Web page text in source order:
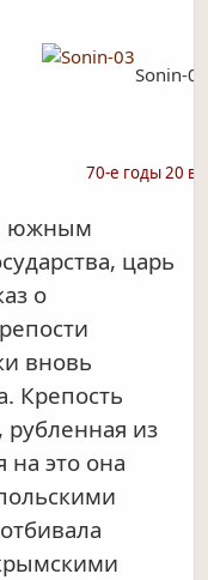
Sonin-
70-е годы 20
южным
царь
о
вновь
Крепость
из
на это она